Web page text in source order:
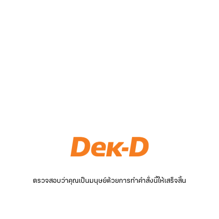
ตรวจสอบว่าคุณเป็นมนุษย์ด้วยการทำคำสั่งนี้ให้เสร็จสิ้น